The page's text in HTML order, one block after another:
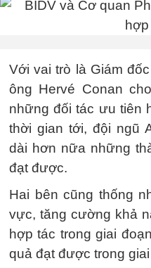
Với vai trò là Giám
ông Hervé Conan
những đối tác ưu tiên
thời gian tới, đội ngũ
dài hơn nữa những
đạt được.
Hai bên cũng thống
vực, tăng cường khả
hợp tác trong giai
quả đạt được trong